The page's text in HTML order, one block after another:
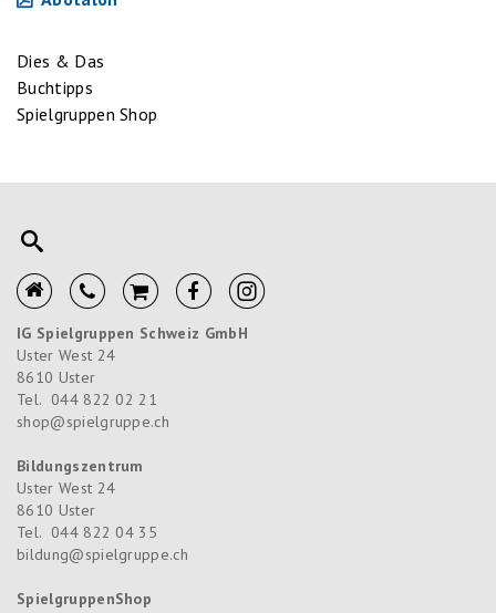
Dies & Das
Buchtipps
Spielgruppen Shop
IG Spielgruppen Schweiz GmbH
Uster West 24
8610 Uster
Tel. 044 822 02 21
shop@spielgruppe.ch
Bildungszentrum
Uster West 24
8610 Uster
Tel. 044 822 04 35
bildung@spielgruppe.ch
SpielgruppenShop